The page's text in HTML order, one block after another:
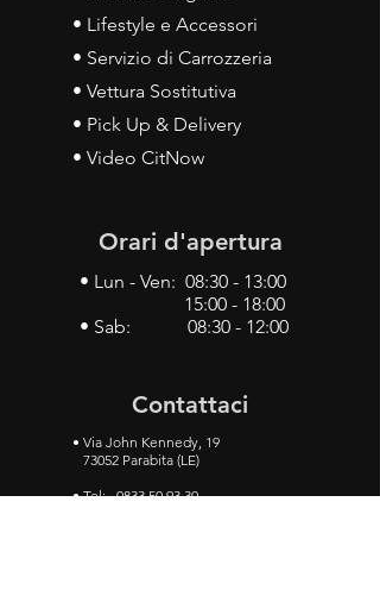
• Lifestyle e Accessori
• Servizio di Carrozzeria
• Vettura Sostitutiva
• Pick Up & Delivery
• Video CitNow
Orari d'apertura
• Lun - Ven: 08:30 - 13:00
15:00 - 18:00
• Sab: 08:30 - 12:00
Contattaci
• Via John Kennedy, 19
73052 Parabita (LE)
• Tel:0833 50 93 30